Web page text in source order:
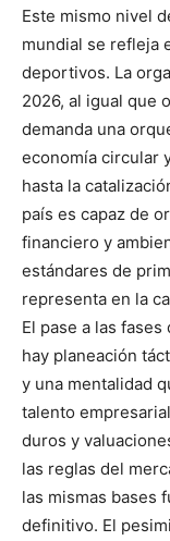
Este mismo nivel
mundial se refleja
deportivos. La
2026, al igual que
demanda una
economía circular
hasta la
país es capaz de
financiero y
estándares de
representa en la
El pase a las
hay planeación
y una mentalidad
talento
duros y
las reglas del
las mismas bases
definitivo. El